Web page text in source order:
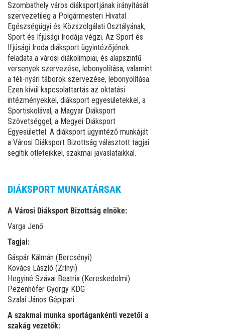
Szombathely város diáksportjának irányítását
szervezetileg a Polgármesteri Hivatal
Egészségügyi és Közszolgálati Osztályának,
Sport és Ifjúsági Irodája végzi. Az Sport és
Ifjúsági Iroda diáksport ügyintézőjének
feladata a városi diákolimpiai, és alapszintű
versenyek szervezése, lebonyolítása, valamint
a téli-nyári táborok szervezése, lebonyolítása.
Ezen kívül kapcsolattartás az oktatási
intézményekkel, diáksport egyesületekkel, a
Sportiskolával, a Magyar Diáksport
Szövetséggel, a Megyei Diáksport
Egyesülettel. A diáksport ügyintéző munkáját
a Városi Diáksport Bizottság választott tagjai
segítik ötleteikkel, szakmai javaslataikkal.
DIÁKSPORT MUNKATÁRSAK
A Városi Diáksport Bizottság elnöke:
Varga Jenő
Tagjai:
Gáspár Kálmán (Bercsényi)
Kovács László (Zrínyi)
Hegyiné Szávai Beatrix (Kereskedelmi)
Pezenhófer György KDG
Szalai János Gépipari
A szakmai munka sportágankénti vezetői a
szakág vezetők: